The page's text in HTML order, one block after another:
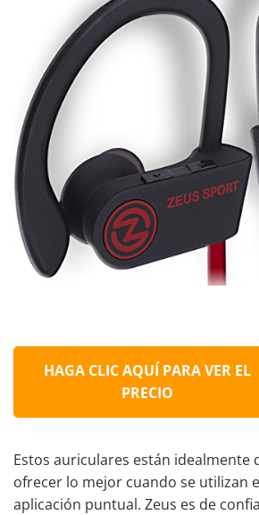
HAGA CLIC AQUÍ PARA VER EL
PRECIO
Estos auriculares están idealmente
ofrecer lo mejor cuando se utilizan
aplicación puntual. Zeus es de